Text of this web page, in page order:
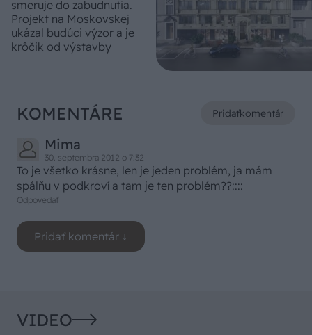
smeruje do zabudnutia.
Projekt na Moskovskej
ukázal budúci výzor a je
krôčik od výstavby
KOMENTÁRE Pridaťkomentár
Mima
30. septembra 2012 o 7:32
To je všetko krásne, len je jeden problém, ja mám
spálňu v podkroví a tam je ten problém??::::
Odpovedať
VIDEO